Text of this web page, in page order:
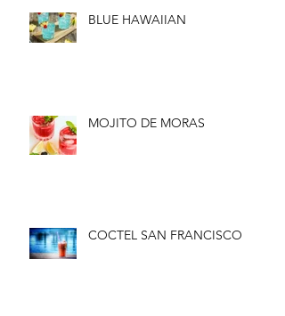
BLUE HAWAIIAN
MOJITO DE MORAS
COCTEL SAN FRANCISCO